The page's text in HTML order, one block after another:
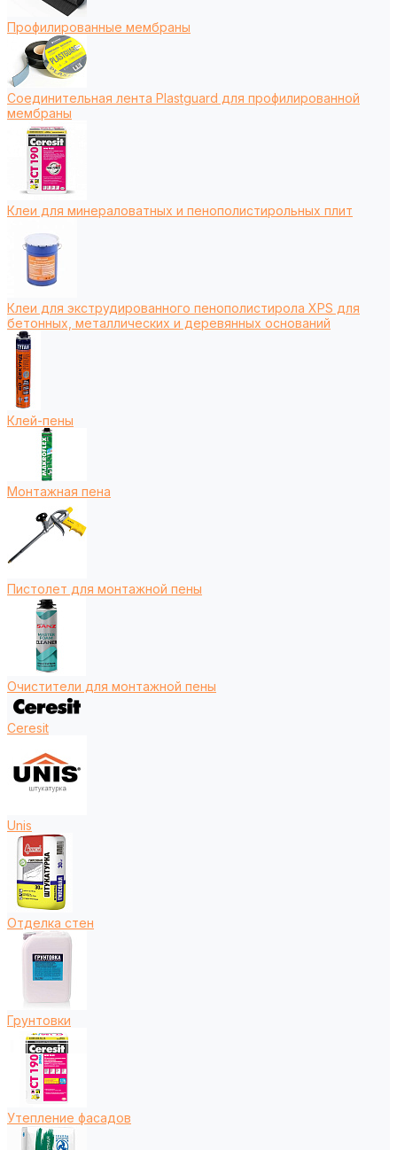
Профилированные мембраны
Соединительная лента Plastguard для профилированной
мембраны
Клеи для минераловатных и пенополистирольных плит
Клеи для экструдированного пенополистирола XPS для
бетонных, металлических и деревянных оснований
Клей-пены
Монтажная пена
Пистолет для монтажной пены
Очистители для монтажной пены
Ceresit
Unis
Отделка стен
Грунтовки
Утепление фасадов